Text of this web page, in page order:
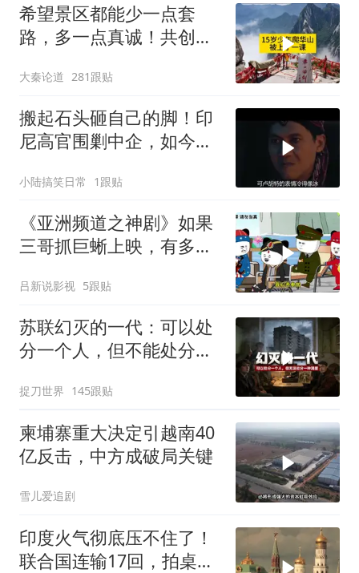
希望景区都能少一点套
路，多一点真诚！共创良
大秦论道 281跟贴
搬起石头砸自己的脚！印
尼高官围剿中企，如今烂
小陆搞笑日常 1跟贴
《亚洲频道之神剧》如果
三哥抓巨蜥上映，有多少
吕新说影视 5跟贴
苏联幻灭的一代：可以处
分一个人，但不能处分一
捉刀世界 145跟贴
柬埔寨重大决定引越南40
亿反击，中方成破局关键
雪儿爱追剧
印度火气彻底压不住了！
联合国连输17回，拍桌子